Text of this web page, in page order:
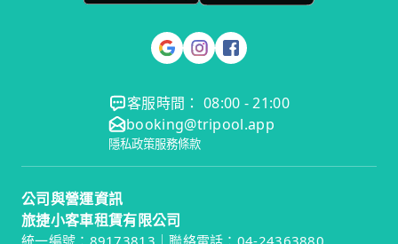
客服時間： 08:00 - 21:00
booking@tripool.app
隱私政策服務條款
公司與營運資訊
旅捷小客車租賃有限公司